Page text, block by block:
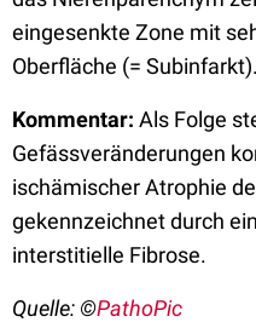
eingesenkte Zone mit
Oberfläche (= Subinfarkt).
Kommentar: Als Folge
Gefässveränderungen
ischämischer Atrophie
gekennzeichnet durch
interstitielle Fibrose.
Quelle: ©PathoPic